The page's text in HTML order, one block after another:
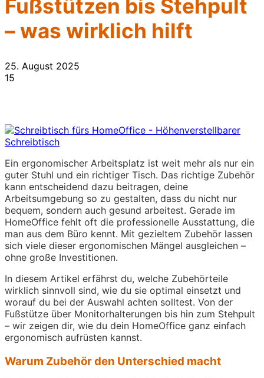
Fußstützen bis Stehpult
– was wirklich hilft
25. August 2025
15
Ein ergonomischer Arbeitsplatz ist weit mehr als nur ein
guter Stuhl und ein richtiger Tisch. Das richtige Zubehör
kann entscheidend dazu beitragen, deine
Arbeitsumgebung so zu gestalten, dass du nicht nur
bequem, sondern auch gesund arbeitest. Gerade im
HomeOffice fehlt oft die professionelle Ausstattung, die
man aus dem Büro kennt. Mit gezieltem Zubehör lassen
sich viele dieser ergonomischen Mängel ausgleichen –
ohne große Investitionen.
In diesem Artikel erfährst du, welche Zubehörteile
wirklich sinnvoll sind, wie du sie optimal einsetzt und
worauf du bei der Auswahl achten solltest. Von der
Fußstütze über Monitorhalterungen bis hin zum Stehpult
– wir zeigen dir, wie du dein HomeOffice ganz einfach
ergonomisch aufrüsten kannst.
Warum Zubehör den Unterschied macht